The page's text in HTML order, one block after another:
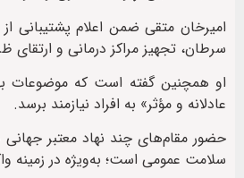
امیرخان متقی ضمن اعلام پشتیبانی
سرطان، تجهیز مراکز درمانی و
او همچنین گفته است که موضوعات
عادلانه و مؤثر» به افراد نیازمند برسد.
حضور مقام‌های چند نهاد معتبر
سلامت عمومی است؛ به‌ویژه در زمینه